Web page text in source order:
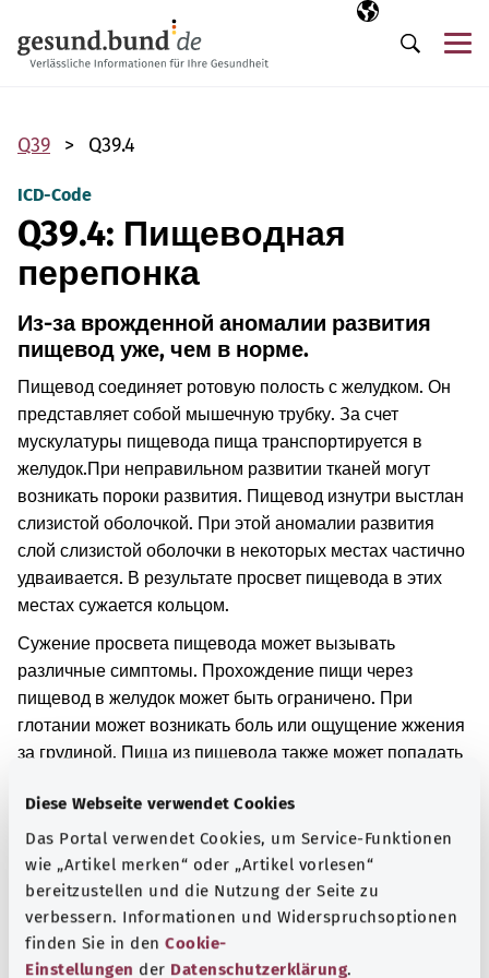
Diese Webseite verwendet Cookies
Das Portal verwendet Cookies, um Service-Funktionen
wie „Artikel merken“ oder „Artikel vorlesen“
bereitzustellen und die Nutzung der Seite zu
verbessern. Informationen und Widerspruchsoptionen
finden Sie in den Cookie-
Einstellungen der Datenschutzerklärung.
Выбранный
RU
Поиск
Q39 Q39.4
ICD-Code
Q39.4: Пищеводная
перепонка
Из-за врожденной аномалии развития
пищевод уже, чем в норме.
Пищевод соединяет ротовую полость с желудком. Он
представляет собой мышечную трубку. За счет
мускулатуры пищевода пища транспортируется в
желудок.При неправильном развитии тканей могут
возникать пороки развития. Пищевод изнутри выстлан
слизистой оболочкой. При этой аномалии развития
слой слизистой оболочки в некоторых местах частично
удваивается. В результате просвет пищевода в этих
местах сужается кольцом.
Сужение просвета пищевода может вызывать
различные симптомы. Прохождение пищи через
пищевод в желудок может быть ограничено. При
глотании может возникать боль или ощущение жжения
за грудиной. Пища из пищевода также может попадать
Дополнительные обозначения
Указание